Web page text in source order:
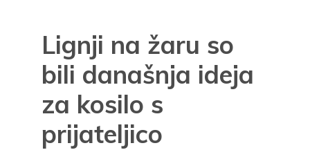
Lignji na žaru so
bili današnja ideja
za kosilo s
prijateljico